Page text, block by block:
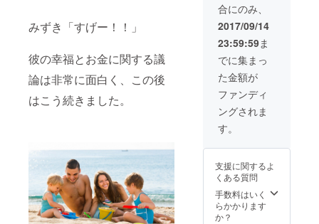
みずき「すげー！！」
彼の幸福とお金に関する議
論は非常に面白く、この後
はこう続きました。
合にのみ、
2017/09/14
23:59:59ま
でに集まっ
た金額が
ファンディ
ングされま
す。
支援に関するよ
くある質問
手数料はいく
らかかります
か？